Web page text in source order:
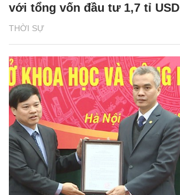
THỜI SỰ
với tổng vốn đầu tư 1,7 tỉ USD